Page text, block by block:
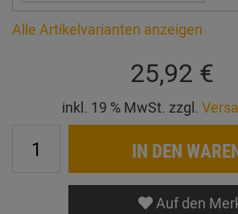
Alle Artikelvarianten anzeigen
25,92 €
inkl. 19 % MwSt. zzgl.
IN DEN
Auf den